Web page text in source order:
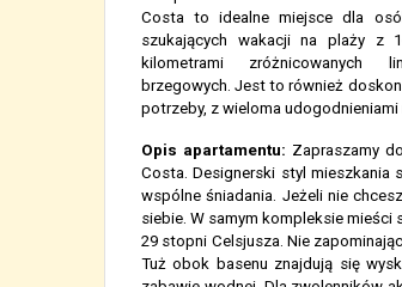
Costa to idealne miejsce dla
szukających wakacji na plaży z
kilometrami zróżnicowanych
brzegowych. Jest to również
potrzeby, z wieloma udogodnieniami
Opis apartamentu: Zapraszamy
Costa. Designerski styl mieszkania
wspólne śniadania. Jeżeli nie
siebie. W samym kompleksie
29 stopni Celsjusza. Nie
Tuż obok basenu znajdują się